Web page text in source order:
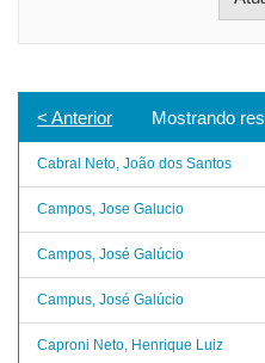
Mostrando
< Anterior
Cabral Neto, João dos Santos
Campos, Jose Galucio
Campos, José Galúcio
Campus, José Galúcio
Caproni Neto, Henrique Luiz